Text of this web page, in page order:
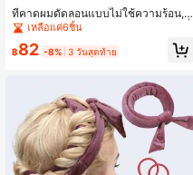
ที่คาดผมดัดลอนแบบไม่ใช้ความร้อน, ย
างรัดผมดัดลอนแบบไม่ใช้ความร้อน, ที่
คาดผมดัดลอนสำหรับนอน, อุปกรณ์จัด
แต่งทรงผมดัดลอน DIY คลื่นธรรมชาติ
ปกรณ์เสริมความงามสำหรับร้านเสริมส
วย, ของใช้จำเป็นสำหรับการกลับไปโรง
เรียน, ของที่ต้องมีสำหรับการเดินทางแ
ละวันหยุดพักผ่อน
เหลือแค่6ชิ้น
฿82 -8% 3 วันสุดท้าย